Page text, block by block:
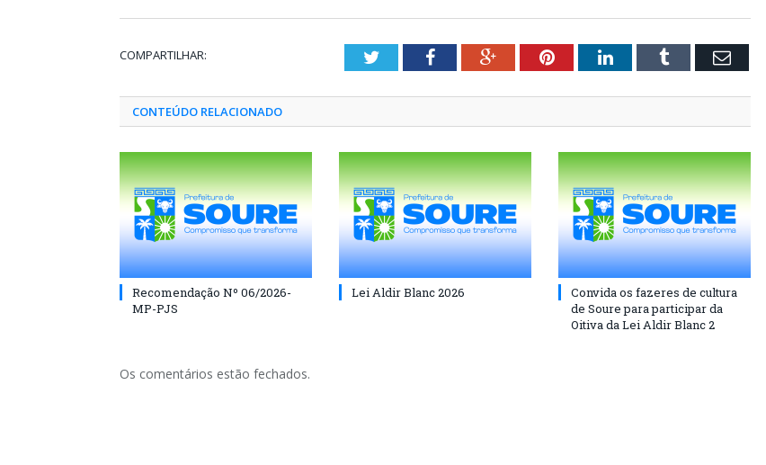
COMPARTILHAR: TwitterFacebookGoogle+PinterestLinkedInTumblr Email
CONTEÚDO RELACIONADO
Recomendação Nº 06/2026-
MP-PJS
Lei Aldir Blanc 2026
Convida os fazeres de cultura
de Soure para participar da
Oitiva da Lei Aldir Blanc 2
Os comentários estão fechados.